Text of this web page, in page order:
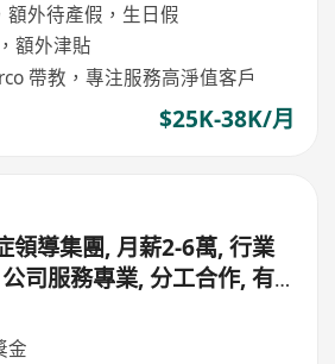
額外待產假，生日假
額外津貼
帶教，專注服務高淨值客戶
$25K-38K/月
領導集團, 月薪2-6萬, 行業
司服務專業, 分工合作, 有
, 適合追求更專業人士申請)
金